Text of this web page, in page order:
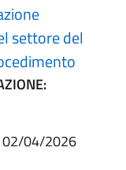
settore del
02/04/2026